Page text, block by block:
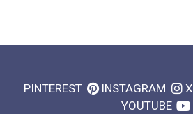
X
INSTAGRAM
PINTEREST
YOUTUBE